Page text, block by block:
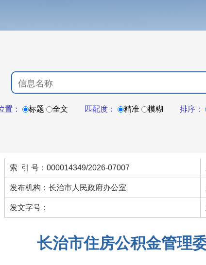
置： 标题 全文 匹配度： 精准 模糊 排序：
索 引 号：000014349/2026-07007
发布机构：长治市人民政府办公室
发文字号：
长治市住房公积金管理